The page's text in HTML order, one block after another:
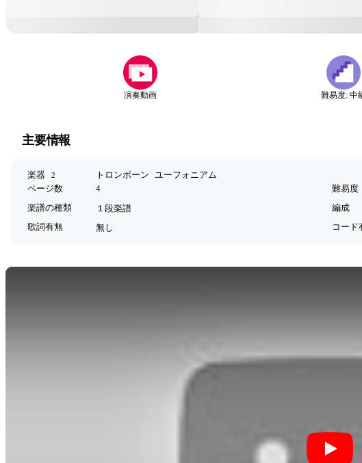
白日 -
演奏動画 難易度: 中
主要情報
楽器 2 トロンボーン
ユーフォニアム
ページ数
4 難易度
楽譜の種類
１段楽譜 編成
歌詞有無
無し コード